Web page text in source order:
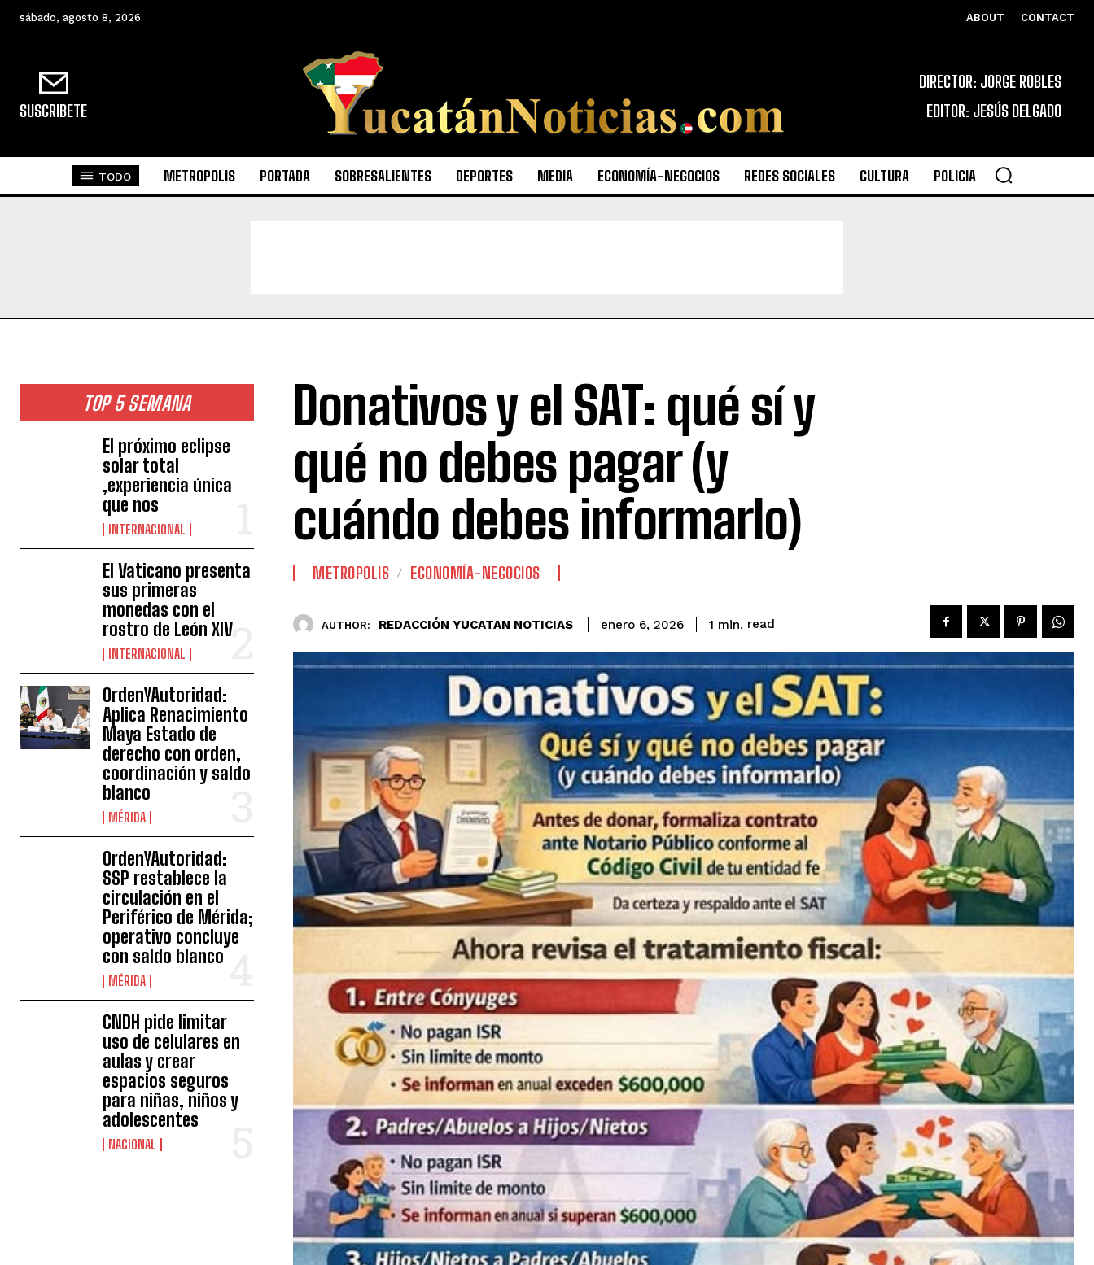
sábado, agosto 8, 2026 ABOUT CONTACT
SUSCRIBETE
DIRECTOR: JORGE ROBLES
EDITOR: JESÚS DELGADO
TODO METROPOLIS PORTADA SOBRESALIENTES DEPORTES MEDIA ECONOMÍA-NEGOCIOS REDES SOCIALES CULTURA POLICIA
TOP 5 SEMANA
El próximo eclipse
solar total
,experiencia única
que nos
INTERNACIONAL
El Vaticano presenta
sus primeras
monedas con el
rostro de León XIV
INTERNACIONAL
OrdenYAutoridad:
Aplica Renacimiento
Maya Estado de
derecho con orden,
coordinación y saldo
blanco
MÉRIDA
OrdenYAutoridad:
SSP restablece la
circulación en el
Periférico de Mérida;
operativo concluye
con saldo blanco
MÉRIDA
CNDH pide limitar
uso de celulares en
aulas y crear
espacios seguros
para niñas, niños y
adolescentes
NACIONAL
Donativos y el SAT: qué sí y
qué no debes pagar (y
cuándo debes informarlo)
METROPOLIS ECONOMÍA-NEGOCIOS
AUTHOR: REDACCIÓN YUCATAN NOTICIAS enero 6, 2026 1 min. read